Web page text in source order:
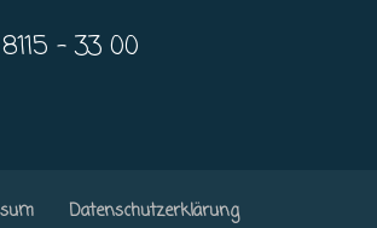
– 33 00
Datenschutzerklärung